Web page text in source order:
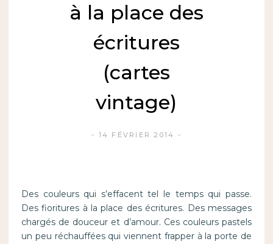
à la place des
écritures
(cartes
vintage)
14 FÉVRIER 2014
Des couleurs qui s’effacent tel le temps qui passe.
Des fioritures à la place des écritures. Des messages
chargés de douceur et d’amour. Ces couleurs pastels
un peu réchauffées qui viennent frapper à la porte de